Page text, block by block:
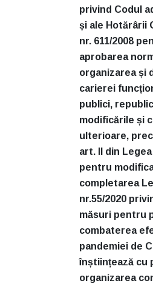
privind Codul
și ale Hotărârii
nr. 611/2008
aprobarea
organizarea și
carierei
publici,
modificările și
ulterioare,
art. II din Legea
pentru
completarea
nr.55/2020
măsuri pentru
combaterea
pandemiei de
înștiințează cu
organizarea